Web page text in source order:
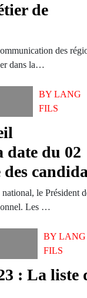
de
des
dans la…
BYLANG
FILS
date du 02
le Président
Les …
BYLANG
FILS
: La liste